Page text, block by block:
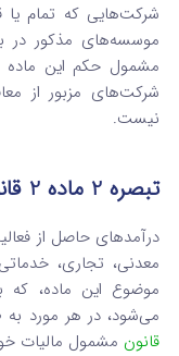
شرکت‌هایی که تمام
موسسه‌های مذکور در
مشمول حکم این ماده
شرکت‌های مزبور از
نیست.
تبصره 2 ماده 2 قانون مالیاتهای مستقیم
درآمدهای حاصل از
معدنی، تجاری،
موضوع این ماده،
می‌شود، در هر مورد به
قانون‌ مشمول مالیات